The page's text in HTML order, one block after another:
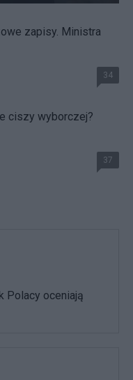
zapisy. Ministra
34
ciszy wyborczej?
37
Polacy oceniają